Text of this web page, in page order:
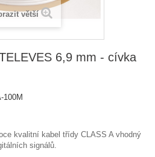
větší
6,9 mm - cívka
100M
kvalitní kabel třídy CLASS A vhodný
signálů.